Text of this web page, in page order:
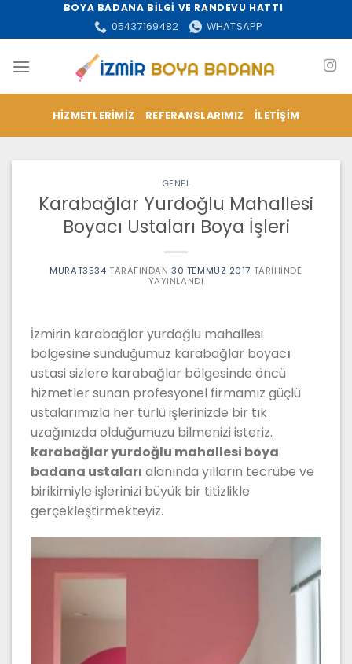
BOYA BADANA BİLGİ VE RANDEVU HATTI
05437169482
WHATSAPP
HIZMETLERIMIZ REFERANSLARIMIZ İLETIŞIM
GENEL
Karabağlar Yurdoğlu Mahallesi
Boyacı Ustaları Boya İşleri
MURAT3534 TARAFINDAN 30 TEMMUZ 2017 TARIHINDE
YAYINLANDI
İzmirin karabağlar yurdoğlu mahallesi
bölgesine sunduğumuz karabağlar boyacı
ustasi sizlere karabağlar bölgesinde öncü
hizmetler sunan profesyonel firmamız güçlü
ustalarımızla her türlü işlerinizde bir tık
uzağınızda olduğumuzu bilmenizi isteriz.
karabağlar yurdoğlu mahallesi boya
badana ustaları alanında yılların tecrübe ve
birikimiyle işlerinizi büyük bir titizlikle
gerçekleştirmekteyiz.